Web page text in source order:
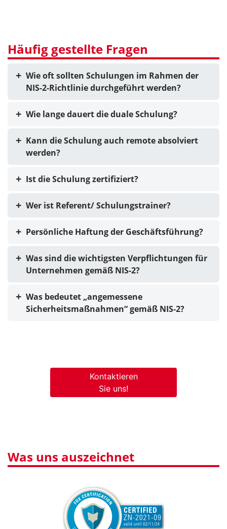
Häufig gestellte Fragen
Wie oft sollten Schulungen im Rahmen der
NIS-2-Richtlinie durchgeführt werden?
Wie lange dauert die duale Schulung?
Kann die Schulung auch remote absolviert
werden?
Ist die Schulung zertifiziert?
Wer ist Referent/ Schulungstrainer?
Persönliche Haftung der Geschäftsführung?
Was sind die wichtigsten Verpflichtungen für
Unternehmen gemäß NIS-2?
Was bedeutet „angemessene
Sicherheitsmaßnahmen“ gemäß NIS-2?
Kontaktieren
Sie uns!
Was uns auszeichnet